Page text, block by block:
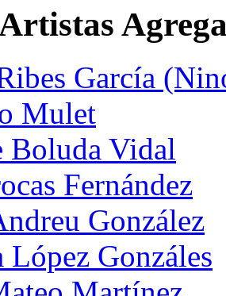
García
Mulet
Boluda Vidal
Fernández
González
Gonzáles